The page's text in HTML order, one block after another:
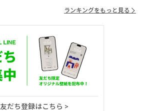
ランキングをもっと見る
友だち登録はこちら >